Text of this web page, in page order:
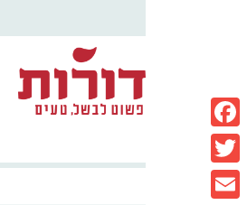
Facebook
Twitter